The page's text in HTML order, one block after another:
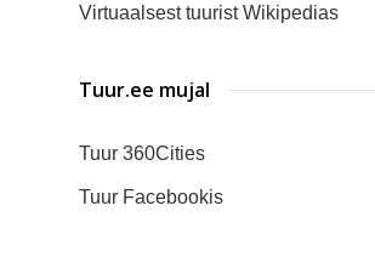
Virtuaalsest tuurist Wikipedias
Tuur.ee mujal
Tuur 360Cities
Tuur Facebookis